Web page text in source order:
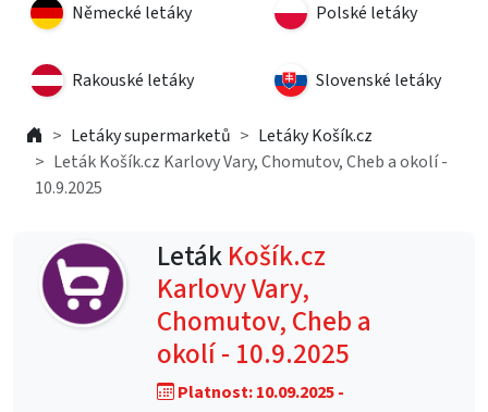
Německé letáky Polské letáky
Rakouské letáky Slovenské letáky
Letáky supermarketů
Letáky Košík.cz
Leták Košík.cz Karlovy Vary, Chomutov, Cheb a okolí -
10.9.2025
LetákKošík.cz
Karlovy Vary,
Chomutov, Cheb a
okolí - 10.9.2025
Platnost: 10.09.2025 -